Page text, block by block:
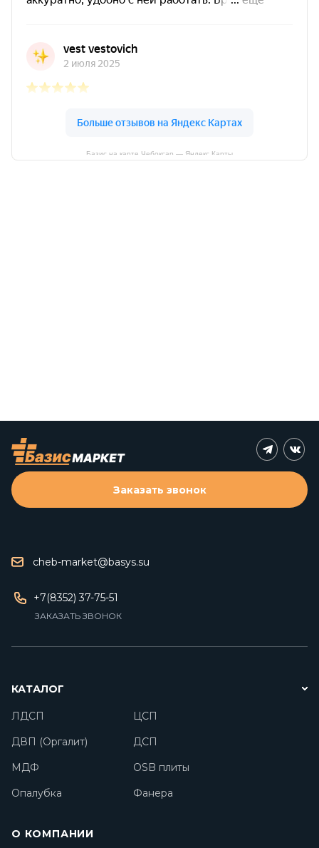
Базис на карте Чебоксар — Яндекс Карты
cheb-market@basys.su
+7(8352) 37-75-51
ЗАКАЗАТЬ ЗВОНОК
Заказать звонок
КАТАЛОГ
ЛДСП
ЦСП
ДВП (Оргалит)
ДСП
МДФ
OSB плиты
Опалубка
Фанера
О КОМПАНИИ